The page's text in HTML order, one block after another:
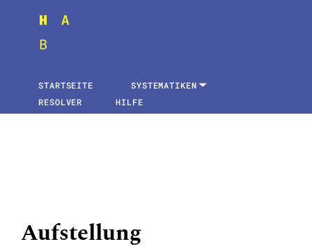
STARTSEITE
SYSTEMATIKEN
RESOLVER
HILFE
Aufstellung